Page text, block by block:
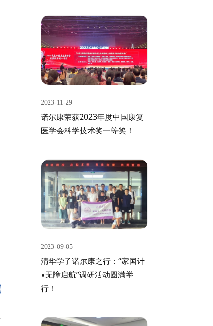
2023-11-29
诺尔康荣获2023年度中国康复
医学会科学技术奖一等奖！
2023-09-05
清华学子诺尔康之行：“家国计
▪无障启航”调研活动圆满举
行！